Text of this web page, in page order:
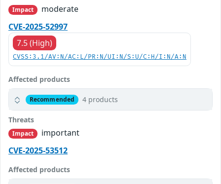
Impact
moderate
CVE-2025-52997
7.5 (High)
CVSS:3.1/AV:N/AC:L/PR:N/UI:N/S:U/C:H/I:N/A:N
Affected products
Recommended 4 products
Threats
Impact
important
CVE-2025-53512
Affected products